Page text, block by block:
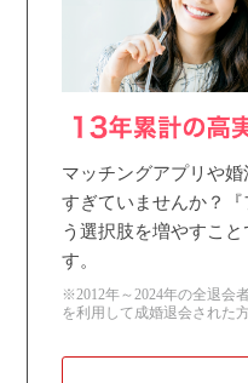
マッチングアプリや
すぎていませんか？
う選択肢を増やすこ
す。
※2012年～2024年の全退会
を利用して成婚退会された